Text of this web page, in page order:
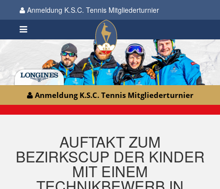
Anmeldung K.S.C. Tennis Mitgliederturnier
Anmeldung K.S.C. Tennis Mitgliederturnier
AUFTAKT ZUM
BEZIRKSCUP DER KINDER
MIT EINEM